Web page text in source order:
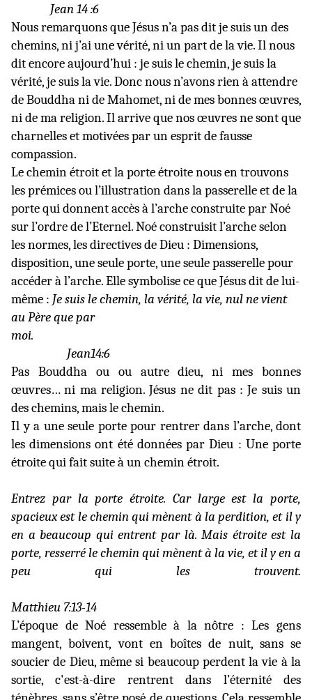
Jean 14 :6
Nous remarquons que Jésus n’a pas dit je suis un des
chemins, ni j’ai une vérité, ni un part de la vie. Il nous
dit encore aujourd’hui : je suis le chemin, je suis la
vérité, je suis la vie. Donc nous n’avons rien à attendre
de Bouddha ni de Mahomet, ni de mes bonnes œuvres,
ni de ma religion. Il arrive que nos œuvres ne sont que
charnelles et motivées par un esprit de fausse
compassion.
Le chemin étroit et la porte étroite nous en trouvons
les prémices ou l’illustration dans la passerelle et de la
porte qui donnent accès à l’arche construite par Noé
sur l’ordre de l’Eternel. Noé construisit l’arche selon
les normes, les directives de Dieu : Dimensions,
disposition, une seule porte, une seule passerelle pour
accéder à l’arche. Elle symbolise ce que Jésus dit de lui-
même : Je suis le chemin, la vérité, la vie, nul ne vient
au Père que par
moi.
Jean14:6
Pas Bouddha ou ou autre dieu, ni mes bonnes
œuvres… ni ma religion. Jésus ne dit pas : Je suis un
des chemins, mais le chemin.
Il y a une seule porte pour rentrer dans l’arche, dont
les dimensions ont été données par Dieu : Une porte
étroite qui fait suite à un chemin étroit.
Entrez par la porte étroite. Car large est la porte,
spacieux est le chemin qui mènent à la perdition, et il y
en a beaucoup qui entrent par là. Mais étroite est la
porte, resserré le chemin qui mènent à la vie, et il y en a
peu qui les trouvent.
Matthieu 7:13-14
L’époque de Noé ressemble à la nôtre : Les gens
mangent, boivent, vont en boîtes de nuit, sans se
soucier de Dieu, même si beaucoup perdent la vie à la
sortie, c'est-à-dire rentrent dans l’éternité des